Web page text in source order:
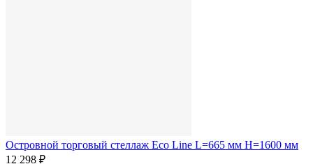
Островной торговый стеллаж Eco Line L=665 мм H=1600 мм
12 298 ₽